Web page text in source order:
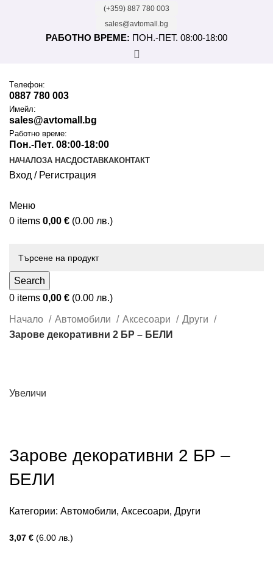
(+359) 887 780 003
sales@avtomall.bg
РАБОТНО ВРЕМЕ: ПОН.-ПЕТ. 08:00-18:00
Tелефон:
0887 780 003
Имейл:
sales@avtomall.bg
Работно време:
Пон.-Пет. 08:00-18:00
НАЧАЛОЗА НАСДОСТАВКАКОНТАКТ
Вход / Регистрация
Меню
0 items 0,00 € (0.00 лв.)
Search
0 items 0,00 € (0.00 лв.)
Начало Автомобили Аксесоари
Други
Зарове декоративни 2 БР – БЕЛИ
Увеличи
Зарове декоративни 2 БР –
БЕЛИ
Категории: Автомобили, Аксесоари, Други
3,07 € (6.00 лв.)